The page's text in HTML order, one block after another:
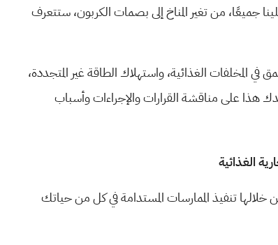
جميعًا، من تغير المناخ إلى بصمات الكربون، ستتعرف
المخلفات الغذائية، واستهلاك الطاقة غير المتجددة،
على مناقشة القرارات والإجراءات وأسباب
الغذائية
تنفيذ الممارسات المستدامة في كل من حياتك